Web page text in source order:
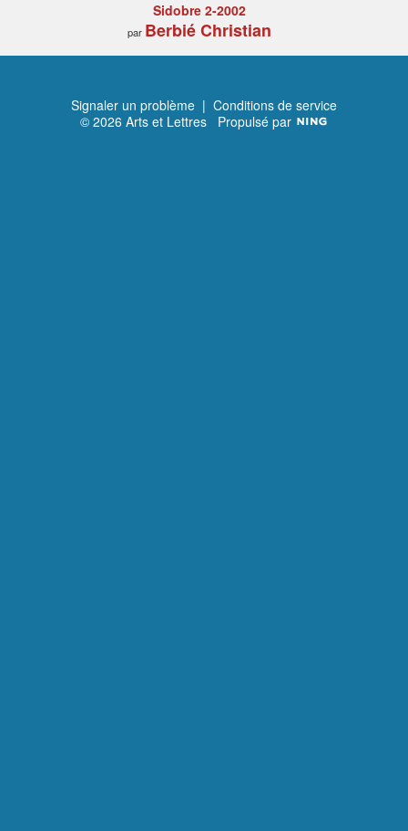
Sidobre 2-2002
par Berbié Christian
Signaler un problème | Conditions de service
© 2026 Arts et Lettres Propulsé par